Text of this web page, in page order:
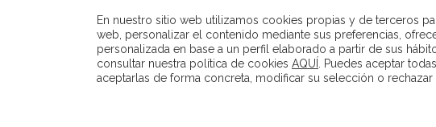
En nuestro sitio web utilizamos cookies propias y de terceros
web, personalizar el contenido mediante sus preferencias,
personalizada en base a un perfil elaborado a partir de sus
consultar nuestra política de cookies AQUÍ
. Puedes aceptar
aceptarlas de forma concreta, modificar su selección o rechazar